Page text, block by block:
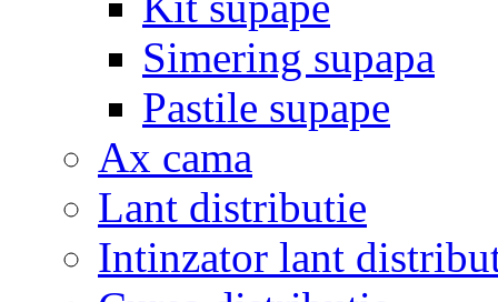
Simering supapa
Pastile supape
Ax cama
Lant distributie
Intinzator lant